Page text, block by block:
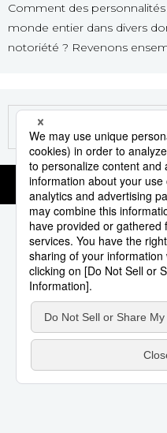
Politique
Société
Culture
Gastronomie
Le japonais
En plus
Données
Séries
Comment des
monde entier dans divers
notoriété ? Revenons